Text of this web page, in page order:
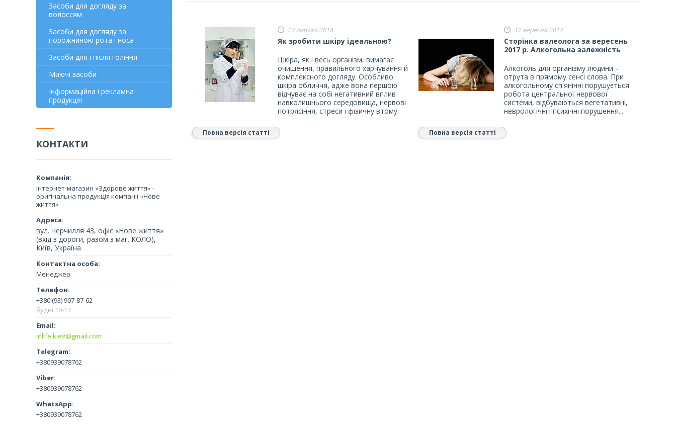
27 лютого 2018
Як зробити шкіру ідеальною?
Шкіра, як і весь організм, вимагає
очищення, правильного харчування й
комплексного догляду. Особливо
шкіра обличчя, адже вона першою
відчуває на собі негативний вплив
навколишнього середовища, нервові
потрясіння, стреси і фізичну втому.
Повна версія статті
12 вересня 2017
Сторінка валеолога за вересень
2017 р. Алкогольна залежність
Алкоголь для організму людини –
отрута в прямому сенсі слова. При
алкогольному сп'янінні порушується
робота центральної нервової
системи, відбуваються вегетативні,
неврологічні і психічні порушення...
Повна версія статті
Засоби для догляду за
волоссям
Засоби для догляду за
порожниною рота і носа
Засоби для і після гоління
Миючі засоби
Інформаційна і рекламна
продукція
КОНТАКТИ
Інтернет-магазин «Здорове життя» -
оригінальна продукція компанії «Нове
життя»
вул. Черчилля 43, офіс «Нове життя»
(вхід з дороги, разом з маг. КОЛО),
Київ, Україна
Менеджер
+380 (93) 907-87-62
будні 10-17
inlife.kiev@gmail.com
+380939078762
+380939078762
+380939078762